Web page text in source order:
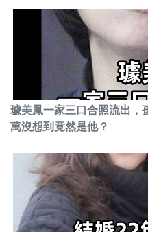
璩美鳳一家三口合照流出，
萬沒想到竟然是他？